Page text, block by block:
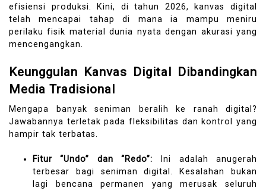
efisiensi produksi. Kini, di tahun 2026, kanvas digital
telah mencapai tahap di mana ia mampu meniru
perilaku fisik material dunia nyata dengan akurasi yang
mencengangkan.
Keunggulan Kanvas Digital Dibandingkan
Media Tradisional
Mengapa banyak seniman beralih ke ranah digital?
Jawabannya terletak pada fleksibilitas dan kontrol yang
hampir tak terbatas.
Fitur “Undo” dan “Redo”: Ini adalah anugerah
terbesar bagi seniman digital. Kesalahan bukan
lagi bencana permanen yang merusak seluruh